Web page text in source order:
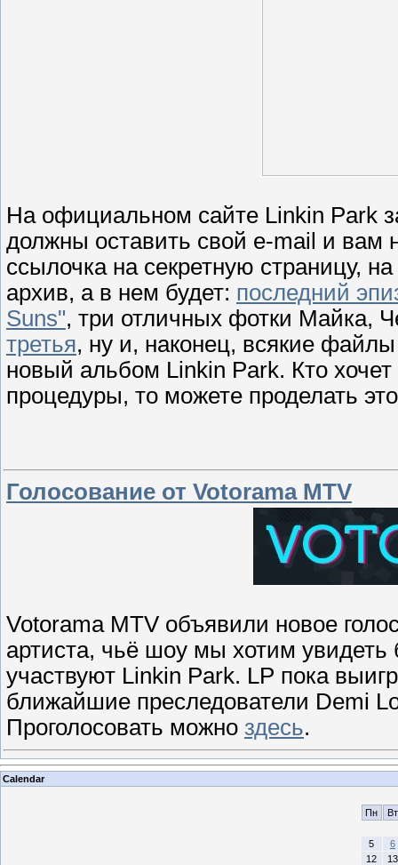
На официальном сайте Linkin Park
должны оставить свой e-mail и вам
ссылочка на секретную страницу,
архив, а в нем будет: последний
Suns", три отличных фотки Майка,
третья, ну и, наконец, всякие
новый альбом Linkin Park. Кто
процедуры, то можете проделать
Голосование от Votorama MTV
Votorama MTV объявили новое
артиста, чьё шоу мы хотим
участвуют Linkin Park. LP пока
ближайшие преследователи Demi
Проголосовать можно здесь.
Calendar
Пн Вт
5
6
12
13